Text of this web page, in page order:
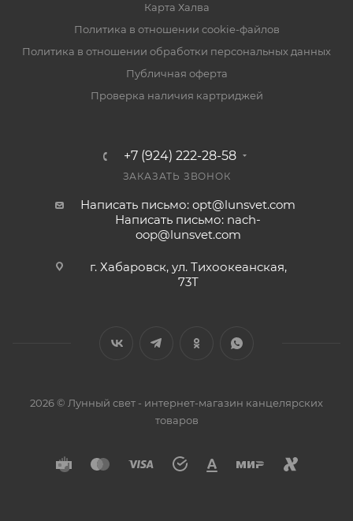
Карта Халва
Политика в отношении cookie-файлов
Политика в отношении обработки персональных данных
Публичная оферта
Проверка наличия картриджей
+7 (924) 222-28-58
ЗАКАЗАТЬ ЗВОНОК
Написать письмо: opt@lunsvet.com
Написать письмо: nach-
oop@lunsvet.com
г. Хабаровск, ул. Тихоокеанская,
73Т
2026 © Лунный свет - интернет-магазин канцелярских
товаров